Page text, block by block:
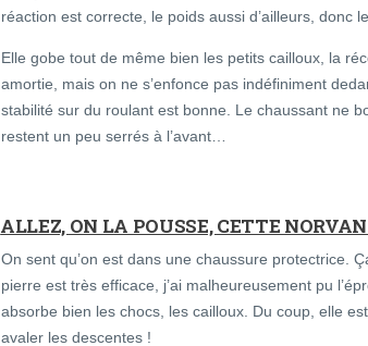
réaction est correcte, le poids aussi d’ailleurs, donc
Elle gobe tout de même bien les petits cailloux, la
amortie, mais on ne s’enfonce pas indéfiniment
stabilité sur du roulant est bonne. Le chaussant ne
restent un peu serrés à l’avant…
ALLEZ, ON LA POUSSE, CETTE
On sent qu’on est dans une chaussure protectrice.
pierre est très efficace, j’ai malheureusement pu
absorbe bien les chocs, les cailloux. Du coup, elle
avaler les descentes !